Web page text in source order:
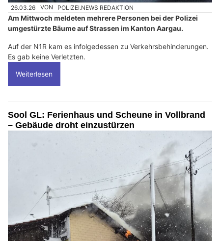
26.03.26 VON POLIZEI.NEWS REDAKTION
Am Mittwoch meldeten mehrere Personen bei der Polizei
umgestürzte Bäume auf Strassen im Kanton Aargau.
Auf der N1R kam es infolgedessen zu Verkehrsbehinderungen.
Es gab keine Verletzten.
Weiterlesen
Sool GL: Ferienhaus und Scheune in Vollbrand
– Gebäude droht einzustürzen